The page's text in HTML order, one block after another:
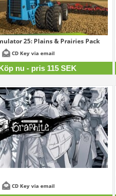
25: Plains & Prairies Pack
CD Key via email
nu - pris 115 SEK
CD Key via email